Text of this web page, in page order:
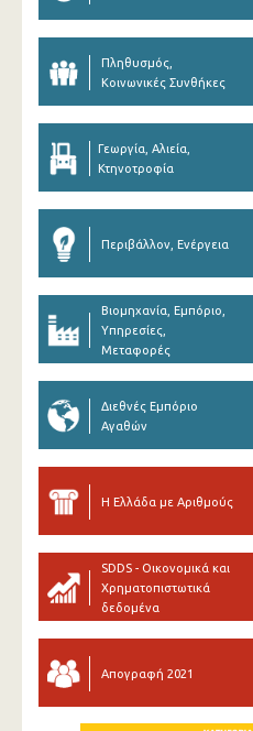
Πληθυσμός,
Κοινωνικές Συνθήκες
Γεωργία, Αλιεία,
Κτηνοτροφία
Περιβάλλον, Ενέργεια
Βιομηχανία, Εμπόριο,
Υπηρεσίες,
Μεταφορές
Διεθνές Εμπόριο
Αγαθών
Η Ελλάδα με Αριθμούς
SDDS - Οικονομικά και
Χρηματοπιστωτικά
δεδομένα
Απογραφή 2021